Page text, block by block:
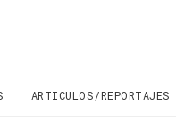
ARTICULOS/REPORTAJES